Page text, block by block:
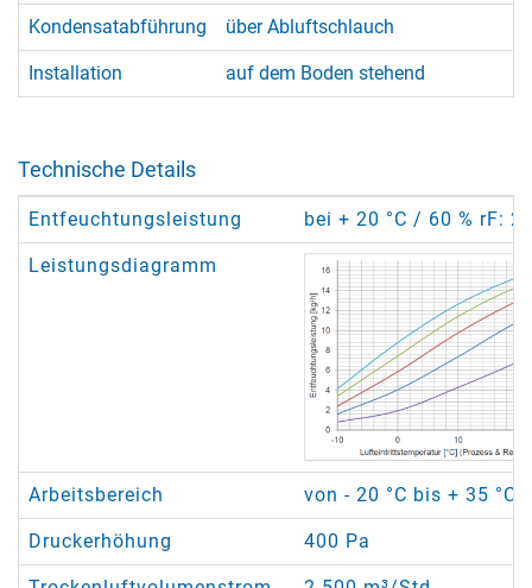
Kondensatabführung über Abluftschlauch
Installation auf dem Boden stehend
Technische Details
Entfeuchtungsleistung bei + 20 °C / 60 % rF:
Leistungsdiagramm
Arbeitsbereich von - 20 °C bis + 35 °C
Druckerhöhung 400 Pa